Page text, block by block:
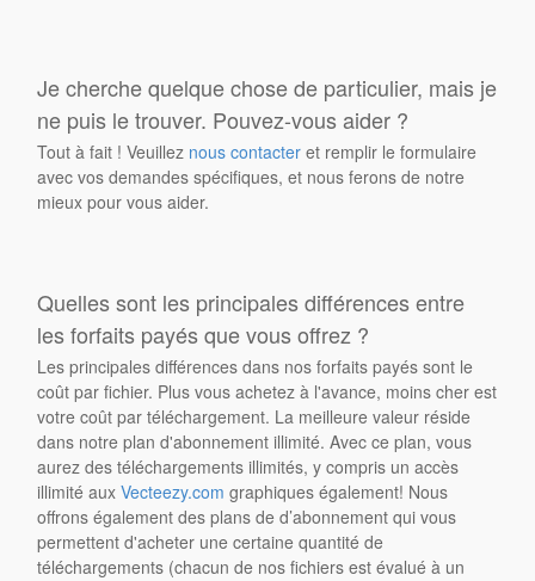
Je cherche quelque chose de particulier, mais je
ne puis le trouver. Pouvez-vous aider ?
Tout à fait ! Veuillez nous contacter et remplir le formulaire
avec vos demandes spécifiques, et nous ferons de notre
mieux pour vous aider.
Quelles sont les principales différences entre
les forfaits payés que vous offrez ?
Les principales différences dans nos forfaits payés sont le
coût par fichier. Plus vous achetez à l'avance, moins cher est
votre coût par téléchargement. La meilleure valeur réside
dans notre plan d'abonnement illimité. Avec ce plan, vous
aurez des téléchargements illimités, y compris un accès
illimité auxVecteezy.com graphiques également! Nous
offrons également des plans de d’abonnement qui vous
permettent d'acheter une certaine quantité de
téléchargements (chacun de nos fichiers est évalué à un